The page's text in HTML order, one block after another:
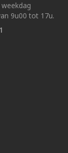
9u00 tot 17u.